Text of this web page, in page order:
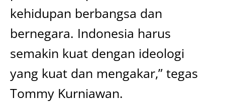
kehidupan berbangsa dan
bernegara. Indonesia harus
semakin kuat dengan ideologi
yang kuat dan mengakar,” tegas
Tommy Kurniawan.